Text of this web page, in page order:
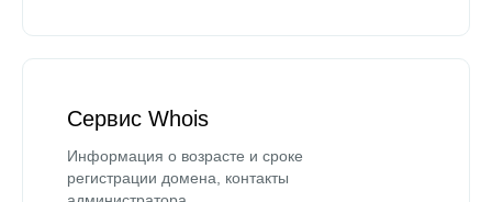
Сервис Whois
Информация о возрасте и сроке
регистрации домена, контакты